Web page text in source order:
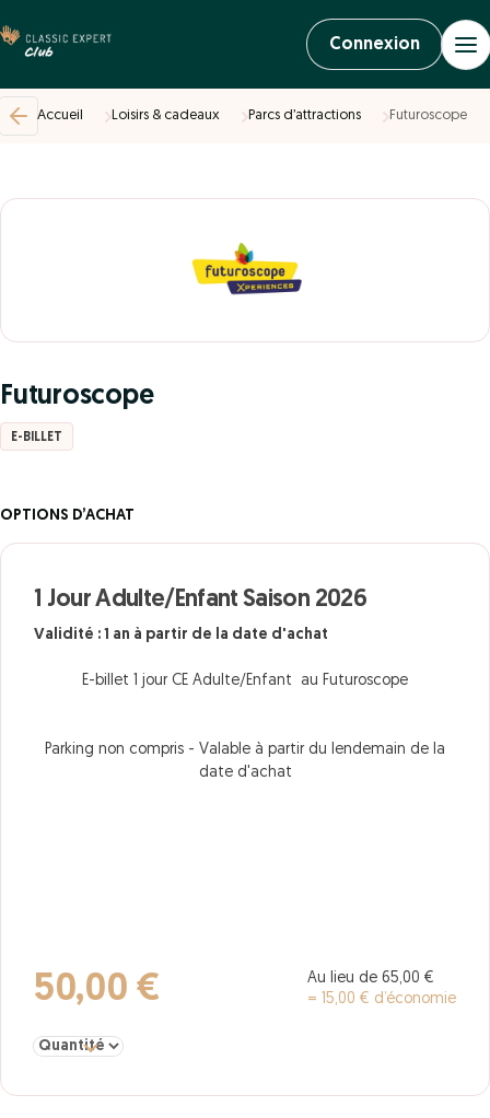
Connexion
Accueil Loisirs & cadeaux Parcs d’attractions Futuroscope
Futuroscope
E-BILLET
OPTIONS D’ACHAT
1 Jour Adulte/Enfant Saison 2026
Validité : 1 an à partir de la date d'achat
E-billet 1 jour CE Adulte/Enfant au Futuroscope
Parking non compris - Valable à partir du lendemain de la
date d'achat
50,00 €
Au lieu de 65,00 €
= 15,00 € d’économie
Sélectionner la quantité pour 1 Jour Adulte/Enfant Saison 2026